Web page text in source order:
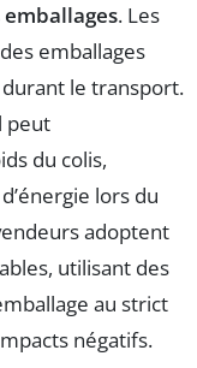
emballages. Les
emballages
le transport.
peut
du colis,
lors du
adoptent
utilisant des
au strict
négatifs.